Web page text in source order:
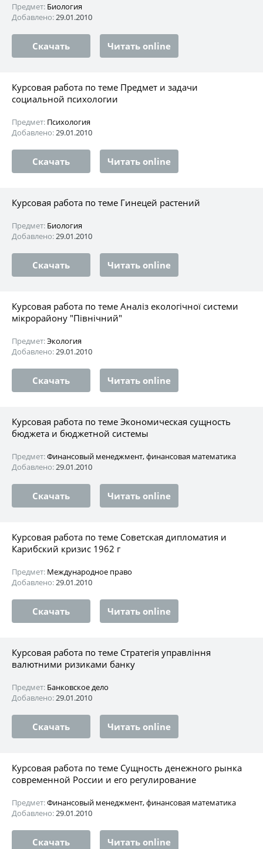
Предмет: Биология
Добавлено:29.01.2010
Скачать Читать online
Курсовая работа по теме Предмет и задачи
социальной психологии
Предмет: Психология
Добавлено:29.01.2010
Скачать Читать online
Курсовая работа по теме Гинецей растений
Предмет: Биология
Добавлено:29.01.2010
Скачать Читать online
Курсовая работа по теме Аналіз екологічної системи
мікрорайону "Північний"
Предмет:Экология
Добавлено:29.01.2010
Скачать Читать online
Курсовая работа по теме Экономическая сущность
бюджета и бюджетной системы
Предмет:Финансовый менеджмент, финансовая математика
Добавлено:29.01.2010
Скачать Читать online
Курсовая работа по теме Советская дипломатия и
Карибский кризис 1962 г
Предмет: Международное право
Добавлено:29.01.2010
Скачать Читать online
Курсовая работа по теме Стратегія управління
валютними ризиками банку
Предмет: Банковское дело
Добавлено:29.01.2010
Скачать Читать online
Курсовая работа по теме Сущность денежного рынка
современной России и его регулирование
Предмет:Финансовый менеджмент, финансовая математика
Добавлено:29.01.2010
Скачать Читать online